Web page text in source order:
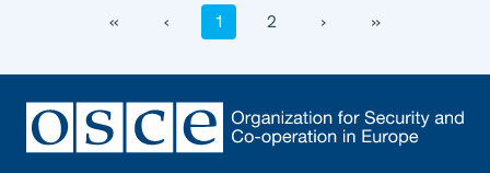
‹‹ ‹ 1 2 › ››